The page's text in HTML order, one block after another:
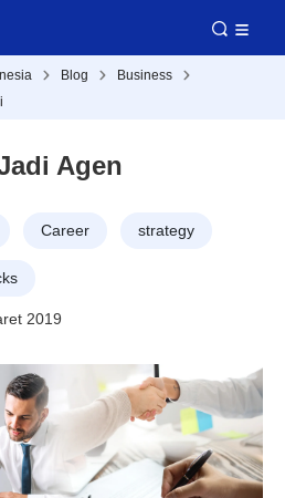
Blog
Business
Agen
Career strategy
2019